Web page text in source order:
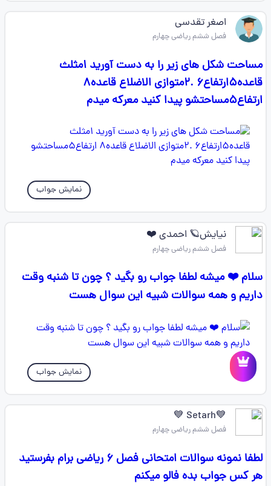
اصغر تقدسی
فصل ششم ریاضی چهارم
مساحت شکل های زیر را به دست آورید ۱مثلث
قاعده۵ارتفاع۶ .۲متوازی الاضلاع قاعده۸
ارتفاع۵مساحتشو پیدا کنید معرکه میدم
نمایش جواب
نیایش🪐 احمدی ❤️
فصل ششم ریاضی چهارم
سلام ❤️ میشه لطفا جواب رو بگید ؟ چون تا شنبه وقت
داریم و همه سوالات شبیه این سوال هست
نمایش جواب
💙Setarh 💙
فصل ششم ریاضی چهارم
لطفا نمونه سوالات امتحانی فصل ۶ ریاضی برام بفرستید
هر کس جواب بده فالو میکنم